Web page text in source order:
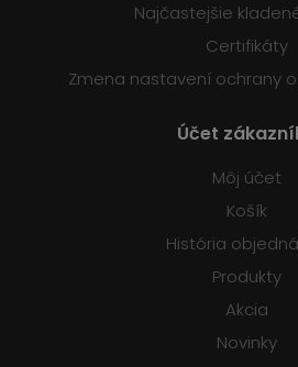
Najčastejšie
Certifikáty
Zmena nastavení ochrany
Účet
Môj účet
Košík
História
Produkty
Akcia
Novinky